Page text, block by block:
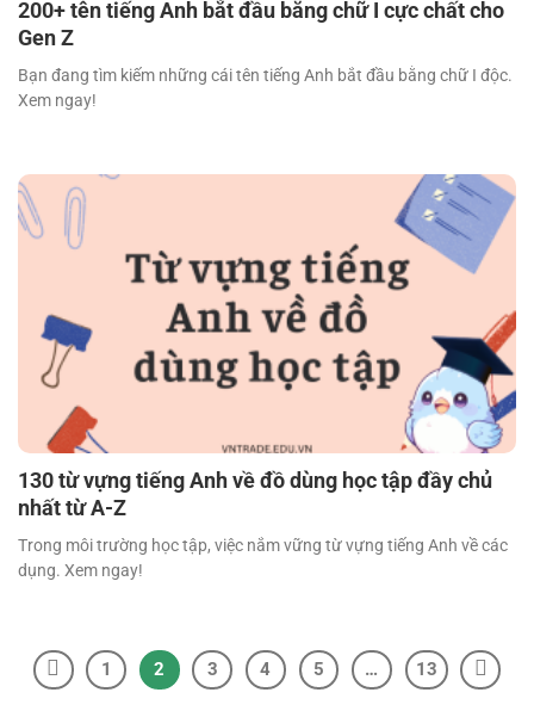
200+ tên tiếng Anh bắt đầu bằng chữ I cực chất cho
Gen Z
Bạn đang tìm kiếm những cái tên tiếng Anh bắt đầu bằng chữ I độc.
Xem ngay!
130 từ vựng tiếng Anh về đồ dùng học tập đầy chủ
nhất từ A-Z
Trong môi trường học tập, việc nắm vững từ vựng tiếng Anh về các
dụng. Xem ngay!
1 2 3 4 5 … 13